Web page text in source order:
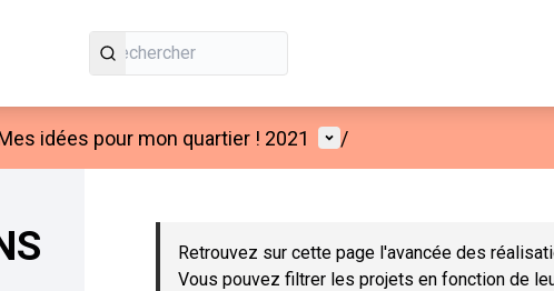
idées pour mon quartier ! 2021 Menu utilisateur
/
Passer la carte
Retrouvez sur cette page l'avancée des
Vous pouvez filtrer les projets en fonction de